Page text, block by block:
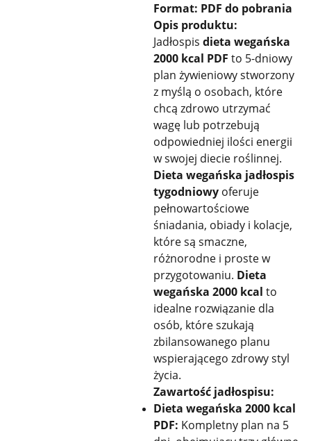
Format: PDF do pobrania
Opis produktu:
Jadłospis dieta wegańska
2000 kcal PDF to 5-dniowy
plan żywieniowy stworzony
z myślą o osobach, które
chcą zdrowo utrzymać
wagę lub potrzebują
odpowiedniej ilości energii
w swojej diecie roślinnej.
Dieta wegańska jadłospis
tygodniowy oferuje
pełnowartościowe
śniadania, obiady i kolacje,
które są smaczne,
różnorodne i proste w
przygotowaniu. Dieta
wegańska 2000 kcal to
idealne rozwiązanie dla
osób, które szukają
zbilansowanego planu
wspierającego zdrowy styl
życia.
Zawartość jadłospisu:
Dieta wegańska 2000 kcal
PDF: Kompletny plan na 5